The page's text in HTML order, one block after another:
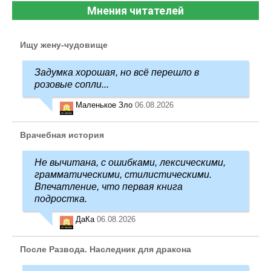
Мнения читателей
Ищу жену-чудовище
Задумка хорошая, но всё перешло в
розовые сопли...
Маленькое Зло 06.08.2026
Врачебная история
Не вычитана, с ошибками, лексическими,
грамматическими, стилистическими.
Впечатление, что первая книга
подростка.
ДаКа 06.08.2026
После Развода. Наследник для дракона